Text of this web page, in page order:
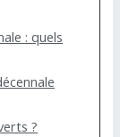
: quels
?